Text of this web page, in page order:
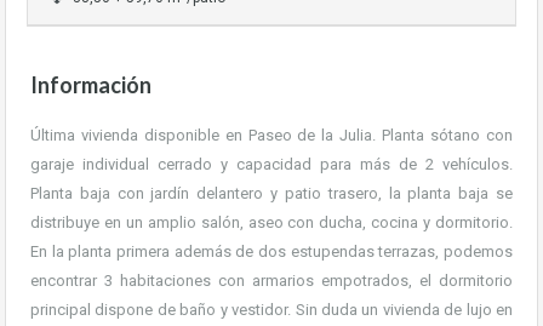
Información
Última vivienda disponible en Paseo de la Julia. Planta sótano con
garaje individual cerrado y capacidad para más de 2 vehículos.
Planta baja con jardín delantero y patio trasero, la planta baja se
distribuye en un amplio salón, aseo con ducha, cocina y dormitorio.
En la planta primera además de dos estupendas terrazas, podemos
encontrar 3 habitaciones con armarios empotrados, el dormitorio
principal dispone de baño y vestidor. Sin duda un vivienda de lujo en